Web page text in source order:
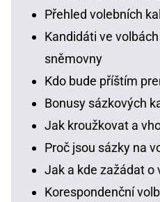
Přehled volebních
Kandidáti ve
sněmovny
Kdo bude příštím
Bonusy sázkových
Jak kroužkovat a
Proč jsou sázky na
Jak a kde zažádat o
Korespondenční